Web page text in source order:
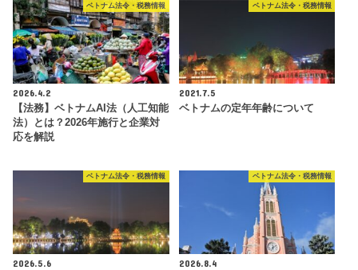
ベトナム法令・税務情報
2026.4.2
【法務】ベトナムAI法（人工知能
法）とは？2026年施行と企業対
応を解説
ベトナム法令・税務情報
2021.7.5
ベトナムの定年年齢について
ベトナム法令・税務情報
2026.5.6
ベトナム法令・税務情報
2026.8.4